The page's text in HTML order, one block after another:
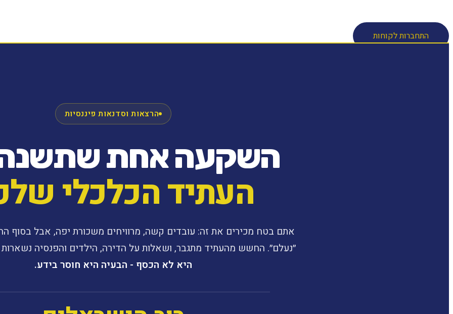
התחברות לקוחות
הרצאות וסדנאות פיננסיות
השקעה אחת
העתיד הכלכלי
אתם בטח מכירים את זה: עובדים קשה, מרוויחים משכורת יפה, אבל בסוף
״נעלם״. החשש מהעתיד מתגבר, ושאלות על הדירה, הילדים והפנסיה
היא לא הכסף - הבעיה היא חוסר בידע.